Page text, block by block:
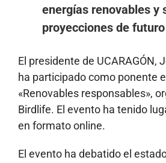
energías renovables y
proyecciones de futuro
El presidente de UCARAGÓN,
ha participado como ponente
«Renovables responsables»,
Birdlife. El evento ha tenido
en formato online.
El evento ha debatido el